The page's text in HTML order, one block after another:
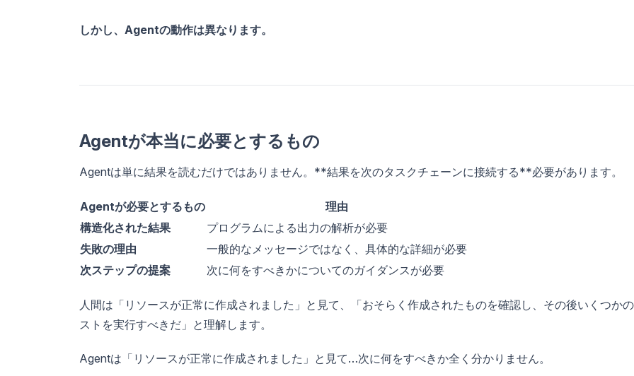
しかし、Agentの動作は異なります。
Agentが本当に必要とするもの
Agentは単に結果を読むだけではありません。**結果を次のタスクチェーンに接続する**必要があります。
Agentが必要とするもの
理由
構造化された結果
プログラムによる出力の解析が必要
失敗の理由
一般的なメッセージではなく、具体的な詳細が必要
次ステップの提案
次に何をすべきかについてのガイダンスが必要
人間は「リソースが正常に作成されました」と見て、「おそらく作成されたものを確認し、その後いくつか
ストを実行すべきだ」と理解します。
Agentは「リソースが正常に作成されました」と見て…次に何をすべきか全く分かりません。